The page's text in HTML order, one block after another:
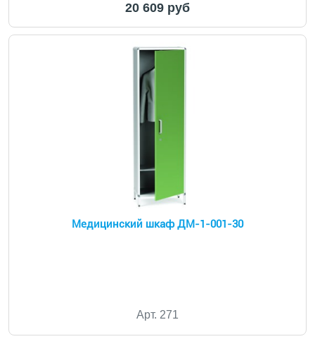
20 609 руб
Медицинский шкаф ДМ-1-001-30
Арт. 271